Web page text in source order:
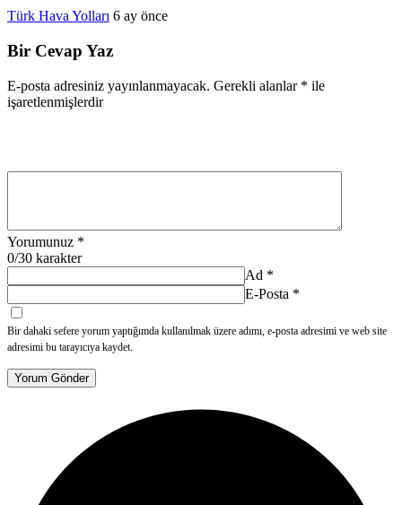
Türk Hava Yolları 6 ay önce
Bir Cevap Yaz
E-posta adresiniz yayınlanmayacak. Gerekli alanlar * ile
işaretlenmişlerdir
Yorumunuz *
0/30 karakter
Ad *
E-Posta *
Bir dahaki sefere yorum yaptığımda kullanılmak üzere adımı, e-posta adresimi ve web site
adresimi bu tarayıcıya kaydet.
Yorum Gönder